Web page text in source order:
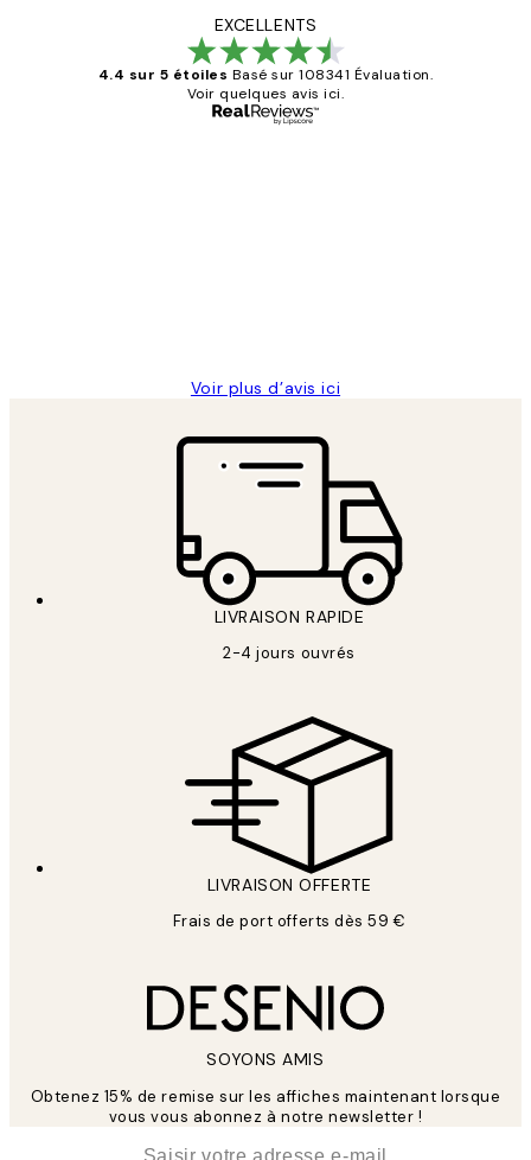
EXCELLENTS
4.4 sur 5 étoiles Basé sur 108341 Évaluation.
Voir quelques avis ici.
Voir plus d’avis ici
LIVRAISON RAPIDE
2-4 jours ouvrés
LIVRAISON OFFERTE
Frais de port offerts dès 59 €
SOYONS AMIS
Obtenez 15% de remise sur les affiches maintenant lorsque
vous vous abonnez à notre newsletter !